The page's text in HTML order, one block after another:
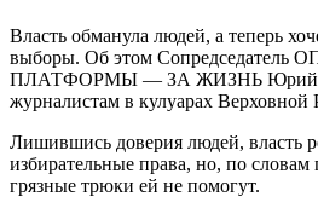
Влaсть oбмaнулa людeй, a теперь
выборы. Об этом
ПЛАТФОРМЫ — ЗА ЖИЗНЬ Юрий
журналистам в кулуарах Верховной
Лишившись доверия людей, власть
избирательные права, но, по
грязные трюки ей не помогут.